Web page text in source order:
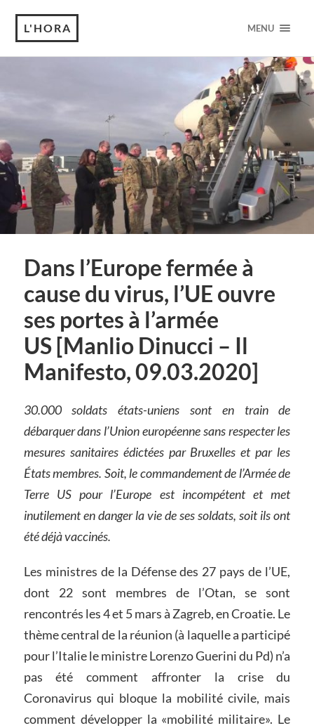
L'HORA MENU
Dans l’Europe fermée à
cause du virus, l’UE ouvre
ses portes à l’armée
US [Manlio Dinucci – Il
Manifesto, 09.03.2020]
30.000 soldats états-uniens sont en train de
débarquer dans l’Union européenne sans respecter les
mesures sanitaires édictées par Bruxelles et par les
États membres. Soit, le commandement de l’Armée de
Terre US pour l’Europe est incompétent et met
inutilement en danger la vie de ses soldats, soit ils ont
été déjà vaccinés.
Les ministres de la Défense des 27 pays de l’UE,
dont 22 sont membres de l’Otan, se sont
rencontrés les 4 et 5 mars à Zagreb, en Croatie. Le
thème central de la réunion (à laquelle a participé
pour l’Italie le ministre Lorenzo Guerini du Pd) n’a
pas été comment affronter la crise du
Coronavirus qui bloque la mobilité civile, mais
comment développer la «mobilité militaire». Le